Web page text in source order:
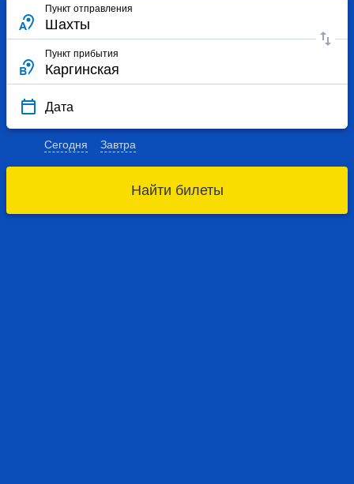
Пункт отправления
Пункт прибытия
Дата
Сегодня Завтра
Найти билеты